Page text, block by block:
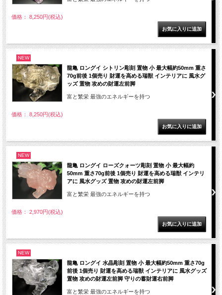
価格： 8,250円(税込)
NEW
龍亀 ロングイ シトリン彫刻 置物 小 最大幅約50mm 重さ
70g前後 1個売り 財運を高める瑞獣 インテリアに 風水グ
ッズ 置物 攻めの財運左前脚
富と繁栄 最強のエネルギーを持つ
価格： 8,250円(税込)
NEW
龍亀 ロングイ ローズクォーツ彫刻 置物 小 最大幅約
50mm 重さ70g前後 1個売り 財運を高める瑞獣 インテリ
アに 風水グッズ 置物 攻めの財運左前脚
富と繁栄 最強のエネルギーを持つ
価格： 2,970円(税込)
NEW
龍亀 ロングイ 水晶彫刻 置物 小 最大幅約50mm 重さ70g
前後 1個売り 財運を高める瑞獣 インテリアに 風水グッズ
置物 攻めの財運左前脚 守りの蓄財運右前脚
富と繁栄 最強のエネルギーを持つ